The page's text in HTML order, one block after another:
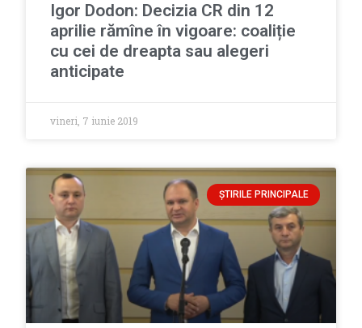
Igor Dodon: Decizia CR din 12
aprilie rămîne în vigoare: coaliție
cu cei de dreapta sau alegeri
anticipate
vineri, 7 iunie 2019
ȘTIRILE PRINCIPALE